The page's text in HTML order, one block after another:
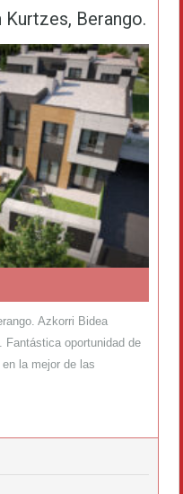
Berango.
Azkorri Bidea
Fantástica oportunidad de
la mejor de las